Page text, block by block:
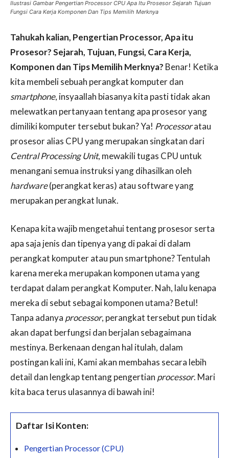
Ilustrasi Gambar Pengertian Processor CPU Apa Itu Prosesor Sejarah Tujuan
Fungsi Cara Kerja Komponen Dan Tips Memilih Merknya
Tahukah kalian, Pengertian Processor, Apa itu
Prosesor? Sejarah, Tujuan, Fungsi, Cara Kerja,
Komponen dan Tips Memilih Merknya? Benar! Ketika
kita membeli sebuah perangkat komputer dan
smartphone, insyaallah biasanya kita pasti tidak akan
melewatkan pertanyaan tentang apa prosesor yang
dimiliki komputer tersebut bukan? Ya! Processoratau
prosesor alias CPU yang merupakan singkatan dari
Central Processing Unit, mewakili tugas CPU untuk
menangani semua instruksi yang dihasilkan oleh
hardware(perangkat keras) atau software yang
merupakan perangkat lunak.
Kenapa kita wajib mengetahui tentang prosesor serta
apa saja jenis dan tipenya yang di pakai di dalam
perangkat komputer atau pun smartphone? Tentulah
karena mereka merupakan komponen utama yang
terdapat dalam perangkat Komputer. Nah, lalu kenapa
mereka di sebut sebagai komponen utama? Betul!
Tanpa adanya processor, perangkat tersebut pun tidak
akan dapat berfungsi dan berjalan sebagaimana
mestinya. Berkenaan dengan hal itulah, dalam
postingan kali ini, Kami akan membahas secara lebih
detail dan lengkap tentang pengertian processor. Mari
kita baca terus ulasannya di bawah ini!
Daftar Isi Konten:
Pengertian Processor (CPU)